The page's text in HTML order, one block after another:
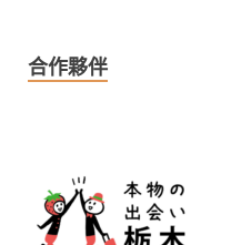
合作夥伴